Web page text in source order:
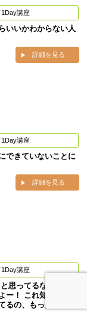
講座
いいかわからない人
詳細を見る
講座
できていないことに
詳細を見る
講座
思ってるなら ただ
ー！ これ知らずに
るの、もったいない